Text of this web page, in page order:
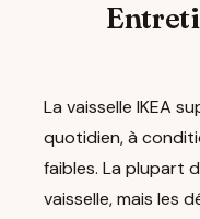
La vaisselle IKEA
quotidien, à
faibles. La plupart
vaisselle, mais les